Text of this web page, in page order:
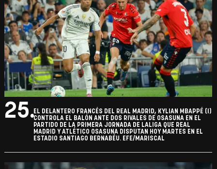
25.EL DELANTERO FRANCÉS DEL REAL MADRID, KYLIAN MBAPPÉ (I)
CONTROLA EL BALÓN ANTE DOS RIVALES DE OSASUNA EN EL
PARTIDO DE LA PRIMERA JORNADA DE LALIGA QUE REAL
MADRID Y ATLÉTICO OSASUNA DISPUTAN HOY MARTES EN EL
ESTADIO SANTIAGO BERNABÉU. EFE/MARISCAL